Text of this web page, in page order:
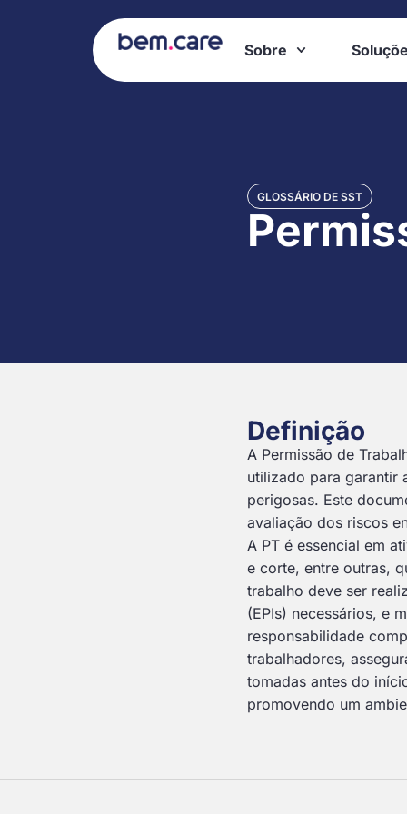
Sobre
GLOSSÁRIO DE SST
Definição
A Permissão de
utilizado para garantir
perigosas. Este
avaliação dos riscos
A PT é essencial em
e corte, entre outras,
trabalho deve ser
(EPIs) necessários, e
responsabilidade
trabalhadores,
tomadas antes do
promovendo um